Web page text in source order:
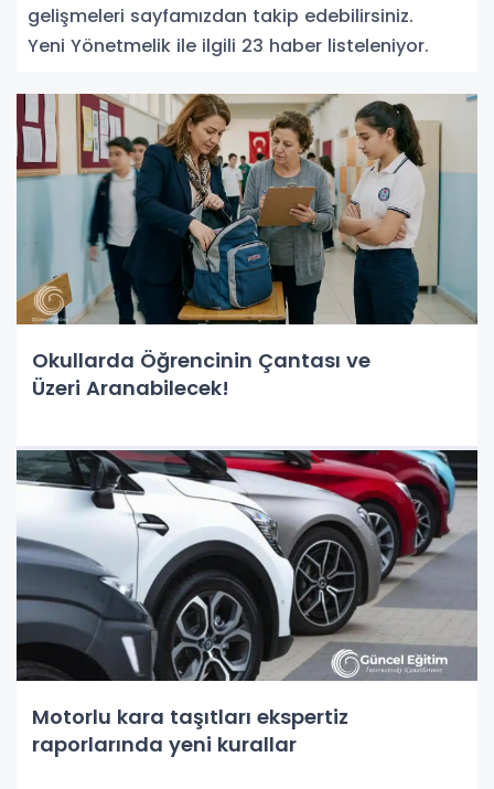
gelişmeleri sayfamızdan takip edebilirsiniz.
Yeni Yönetmelik ile ilgili 23 haber listeleniyor.
Okullarda Öğrencinin Çantası ve
Üzeri Aranabilecek!
Motorlu kara taşıtları ekspertiz
raporlarında yeni kurallar